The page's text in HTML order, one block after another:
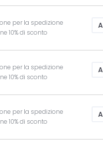
per la spedizione
10% di sconto
per la spedizione
10% di sconto
per la spedizione
10% di sconto